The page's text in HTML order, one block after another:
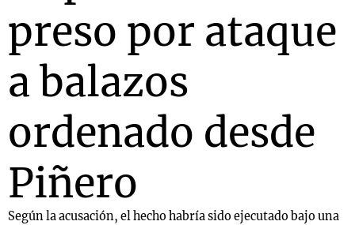
preso por ataque
a balazos
ordenado desde
Piñero
Según la acusación, el hecho habría sido ejecutado bajo una